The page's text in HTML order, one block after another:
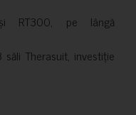
și RT300, pe lângă
Therasuit, investiție